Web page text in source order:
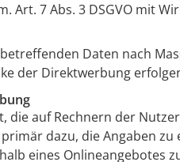
Art. 7 Abs. 3 DSGVO mit
Daten nach
der Direktwerbung
die auf Rechnern der
dazu, die Angaben
eines Onlineangebotes